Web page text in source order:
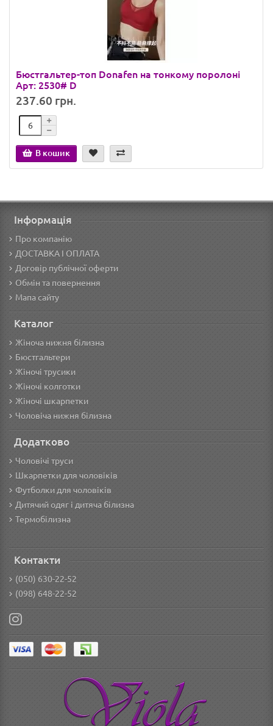
Бюстгальтер-топ Donafen на тонкому поролоні
Арт: 2530# D
237.60 грн.
В кошик
Інформація
Про компанію
ДОСТАВКА І ОПЛАТА
Договір публічної оферти
Обмін та повернення
Мапа сайту
Каталог
Жіноча нижня білизна
Бюстгальтери
Жіночі трусики
Жіночі колготки
Жіночі шкарпетки
Чоловіча нижня білизна
Додатково
Чоловічі труси
Шкарпетки для чоловіків
Футболки для чоловіків
Дитячий одяг і дитяча білизна
Термобілизна
Контакти
(050) 630-22-52
(098) 648-22-52